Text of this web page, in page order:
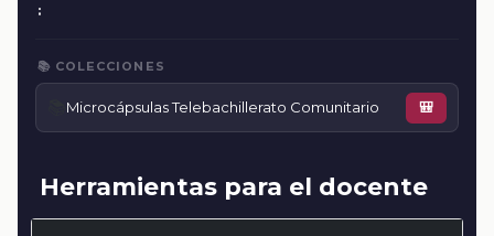
:
📚 COLECCIONES
Microcápsulas Telebachillerato Comunitario 🎒
Herramientas para el docente